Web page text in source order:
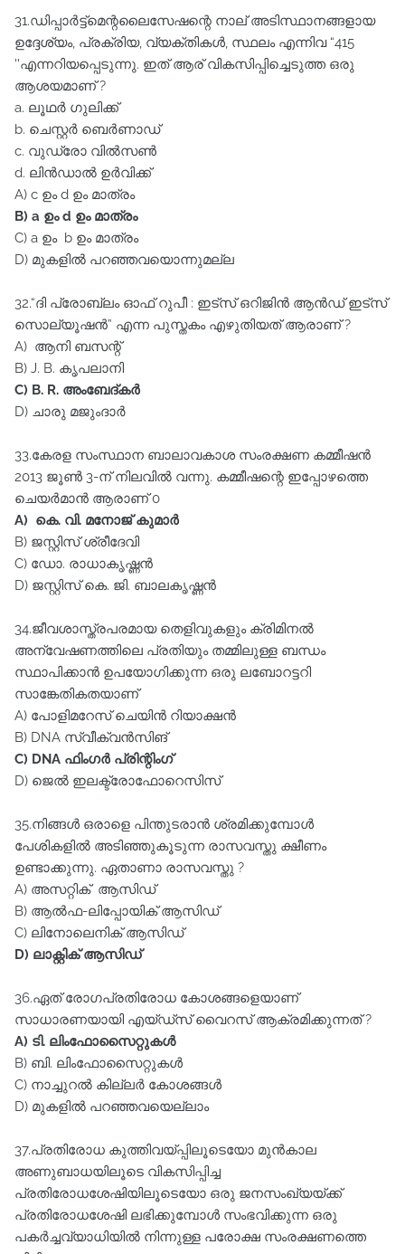
31.ഡിപ്പാർട്ട്‌മെന്റലൈസേഷന്റെ നാല്‌ അടിസ്ഥാനങ്ങളായ
ഉദ്ദേശ്യം, പ്രക്രിയ, വ്യക്തികൾ, സ്ഥലം എന്നിവ “415
''എന്നറിയപ്പെടുന്നു. ഇത്‌ ആര്‌ വികസിപ്പിച്ചെടുത്ത ഒരു
ആശയമാണ്‌ ?
a. ലൂഥർ ഗുലിക്ക്‌
b. ചെസ്റ്റർ ബെർണാഡ്‌
c. വുഡ്രോ വിൽസൺ
d. ലിൻഡാൽ ഉർവിക്ക്‌
A) c ഉം d ഉം മാത്രം
B) a ഉം d ഉം മാത്രം
C) a ഉം b ഉം മാത്രം
D) മുകളിൽ പറഞ്ഞവയൊന്നുമല്ല
32.“ദി പ്രോബ്ലം ഓഫ്‌ റുപീ : ഇട്സ്‌ ഒറിജിൻ ആൻഡ്‌ ഇട്സ്‌
സൊല്യൂഷൻ” എന്ന പുസ്തകം എഴുതിയത്‌ ആരാണ്‌ ?
A) ആനി ബസന്റ്‌
B) J. B. കൃപലാനി
C) B. R. അംബേദ്കർ
D) ചാരു മജുംദാർ
33.കേരള സംസ്ഥാന ബാലാവകാശ സംരക്ഷണ കമ്മീഷൻ
2013 ജൂൺ 3-ന്‌ നിലവിൽ വന്നു. കമ്മീഷന്റെ ഇപ്പോഴത്തെ
ചെയർമാൻ ആരാണ്‌ 0
A) കെ. വി. മനോജ്‌ കുമാർ
B) ജസ്റ്റിസ്‌ ശ്രീദേവി
C) ഡോ. രാധാകൃഷ്ണൻ
D) ജസ്റ്റിസ്‌ കെ. ജി. ബാലകൃഷ്ണൻ
34.ജീവശാസ്ത്രപരമായ തെളിവുകളും ക്രിമിനൽ
അന്വേഷണത്തിലെ പ്രതിയും തമ്മിലുള്ള ബന്ധം
സ്ഥാപിക്കാൻ ഉപയോഗിക്കുന്ന ഒരു ലബോറട്ടറി
സാങ്കേതികതയാണ്‌
A) പോളിമറേസ്‌ ചെയിൻ റിയാക്ഷൻ
B) DNA സ്വീക്വൻസിങ്‌
C) DNA ഫിംഗർ പ്രിന്റിംഗ്‌
D) ജെൽ ഇലക്ട്രോഫോറെസിസ്‌
35.നിങ്ങൾ ഒരാളെ പിന്തുടരാൻ ശ്രമിക്കുമ്പോൾ
പേശികളിൽ അടിഞ്ഞുകൂടുന്ന രാസവസ്തു ക്ഷീണം
ഉണ്ടാക്കുന്നു. ഏതാണാ രാസവസ്തു ?
A) അസറ്റിക് ആസിഡ്‌
B) ആൽഫ-ലിപ്പോയിക്‌ ആസിഡ്‌
C) ലിനോലെനിക്‌ ആസിഡ്‌
D) ലാക്റ്റിക്‌ ആസിഡ്‌
36.ഏത്‌ രോഗപ്രതിരോധ കോശങ്ങളെയാണ്‌
സാധാരണയായി എയ്ഡ്സ്‌ വൈറസ്‌ ആക്രമിക്കുന്നത്‌ ?
A) ടി. ലിംഫോസൈറ്റുകൾ
B) ബി. ലിംഫോസൈറ്റുകൾ
C) നാച്ചുറൽ കില്ലർ കോശങ്ങൾ
D) മുകളിൽ പറഞ്ഞവയെല്ലാം
37.പ്രതിരോധ കുത്തിവയ്പ്പിലൂടെയോ മുൻകാല
അണുബാധയിലൂടെ വികസിപ്പിച്ച
പ്രതിരോധശേഷിയിലൂടെയോ ഒരു ജനസംഖ്യയ്ക്ക്‌
പ്രതിരോധശേഷി ലഭിക്കുമ്പോൾ സംഭവിക്കുന്ന ഒരു
പകർച്ചവ്യാധിയിൽ നിന്നുള്ള പരോക്ഷ സംരക്ഷണത്തെ